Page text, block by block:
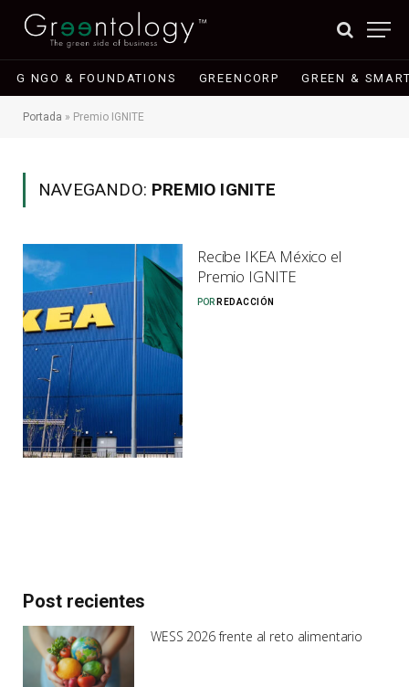
G NGO & FOUNDATIONS GREENCORP GREEN &
Portada » Premio IGNITE
NAVEGANDO: PREMIO IGNITE
Recibe IKEA México el
Premio IGNITE
POR REDACCIÓN
Post recientes
WESS 2026 frente al reto alimentario